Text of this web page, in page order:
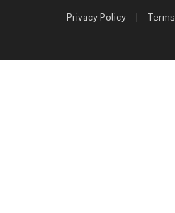
Privacy Policy Terms